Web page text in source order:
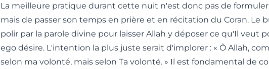
La meilleure pratique durant cette nuit n'est donc pas de
mais de passer son temps en prière et en récitation du Coran. Le
polir par la parole divine pour laisser Allah y déposer ce qu'Il veut
ego désire. L'intention la plus juste serait d'implorer : « Ô Allah,
selon ma volonté, mais selon Ta volonté. » Il est fondamental de